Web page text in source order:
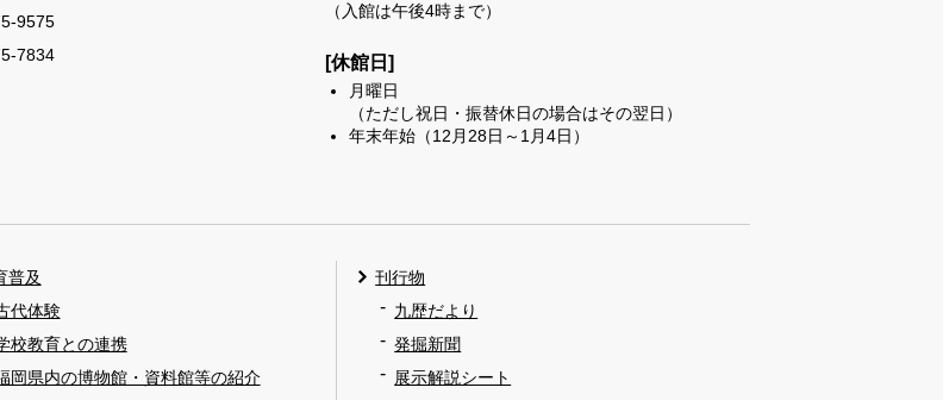
9575
7834
（入館は午後4時まで）
[休館日]
月曜日
（ただし祝日・振替休日の場合はその翌日）
年末年始（12月28日～1月4日）
普及
代体験
校教育との連携
岡県内の博物館・資料館等の紹介
刊行物
九歴だより
発掘新聞
展示解説シート